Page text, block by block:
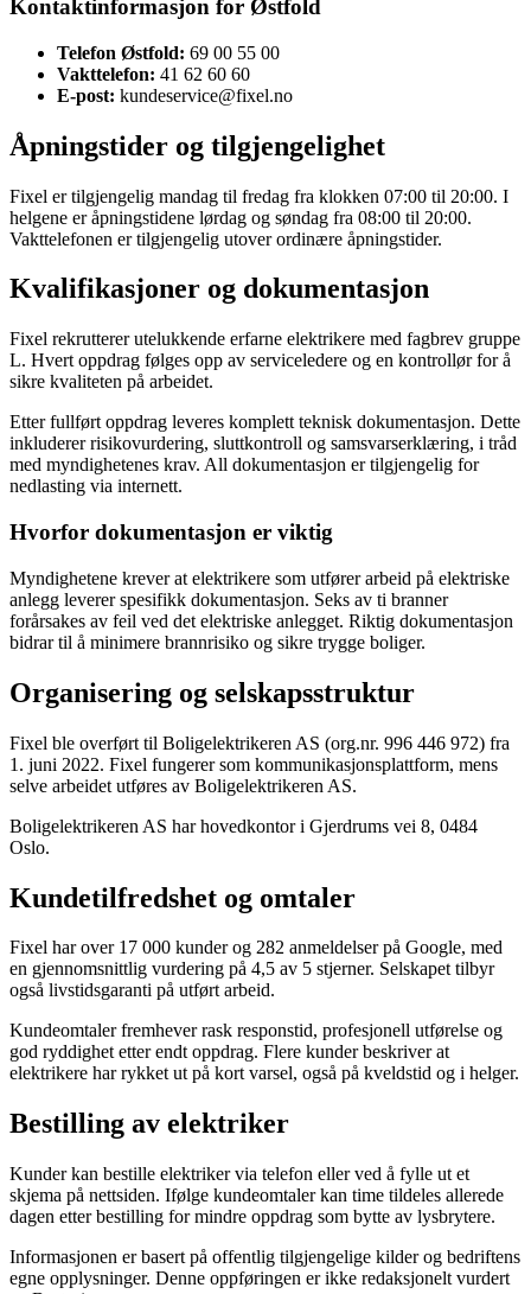
Kontaktinformasjon for Østfold
Telefon Østfold: 69 00 55 00
Vakttelefon: 41 62 60 60
E-post: kundeservice@fixel.no
Åpningstider og tilgjengelighet
Fixel er tilgjengelig mandag til fredag fra klokken 07:00 til 20:00. I
helgene er åpningstidene lørdag og søndag fra 08:00 til 20:00.
Vakttelefonen er tilgjengelig utover ordinære åpningstider.
Kvalifikasjoner og dokumentasjon
Fixel rekrutterer utelukkende erfarne elektrikere med fagbrev gruppe
L. Hvert oppdrag følges opp av serviceledere og en kontrollør for å
sikre kvaliteten på arbeidet.
Etter fullført oppdrag leveres komplett teknisk dokumentasjon. Dette
inkluderer risikovurdering, sluttkontroll og samsvarserklæring, i tråd
med myndighetenes krav. All dokumentasjon er tilgjengelig for
nedlasting via internett.
Hvorfor dokumentasjon er viktig
Myndighetene krever at elektrikere som utfører arbeid på elektriske
anlegg leverer spesifikk dokumentasjon. Seks av ti branner
forårsakes av feil ved det elektriske anlegget. Riktig dokumentasjon
bidrar til å minimere brannrisiko og sikre trygge boliger.
Organisering og selskapsstruktur
Fixel ble overført til Boligelektrikeren AS (org.nr. 996 446 972) fra
1. juni 2022. Fixel fungerer som kommunikasjonsplattform, mens
selve arbeidet utføres av Boligelektrikeren AS.
Boligelektrikeren AS har hovedkontor i Gjerdrums vei 8, 0484
Oslo.
Kundetilfredshet og omtaler
Fixel har over 17 000 kunder og 282 anmeldelser på Google, med
en gjennomsnittlig vurdering på 4,5 av 5 stjerner. Selskapet tilbyr
også livstidsgaranti på utført arbeid.
Kundeomtaler fremhever rask responstid, profesjonell utførelse og
god ryddighet etter endt oppdrag. Flere kunder beskriver at
elektrikere har rykket ut på kort varsel, også på kveldstid og i helger.
Bestilling av elektriker
Kunder kan bestille elektriker via telefon eller ved å fylle ut et
skjema på nettsiden. Ifølge kundeomtaler kan time tildeles allerede
dagen etter bestilling for mindre oppdrag som bytte av lysbrytere.
Informasjonen er basert på offentlig tilgjengelige kilder og bedriftens
egne opplysninger. Denne oppføringen er ikke redaksjonelt vurdert